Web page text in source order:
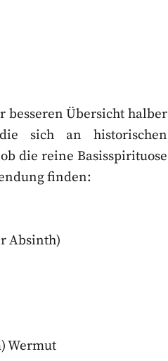
besseren Übersicht halber
sich an historischen
die reine Basisspirituose
finden:
Absinth)
Wermut